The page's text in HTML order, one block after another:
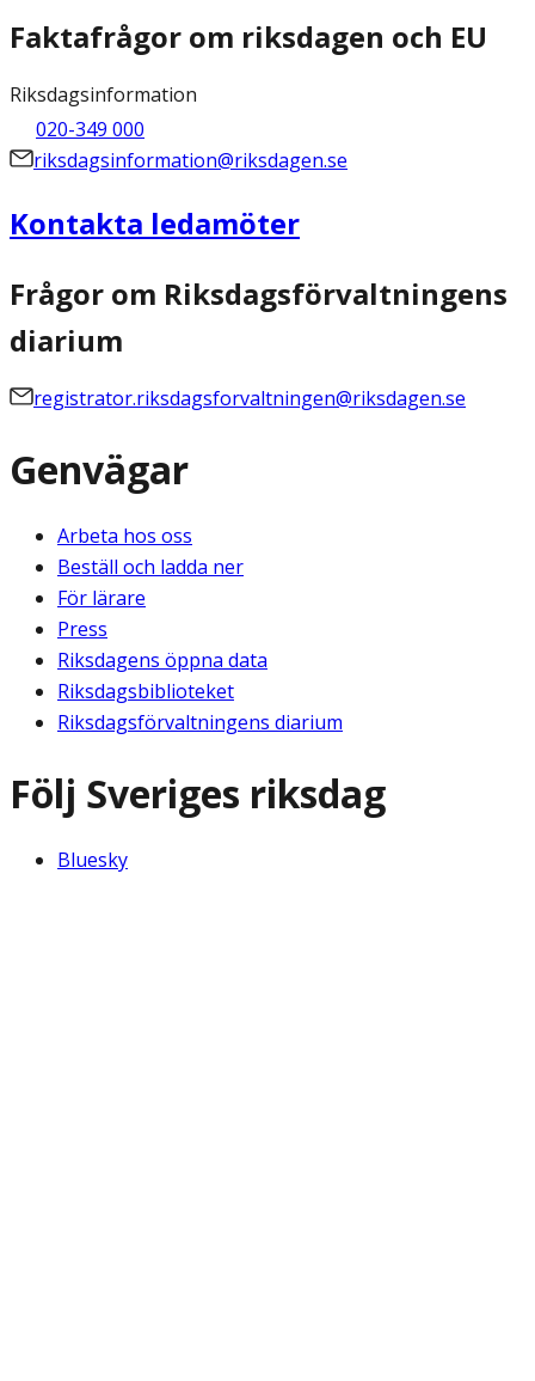
Faktafrågor om riksdagen och EU
Riksdagsinformation
020-349 000
riksdagsinformation@riksdagen.se
Kontakta ledamöter
Frågor om Riksdagsförvaltningens
diarium
registrator.riksdagsforvaltningen@riksdagen.se
Genvägar
Arbeta hos oss
Beställ och ladda ner
För lärare
Press
Riksdagens öppna data
Riksdagsbiblioteket
Riksdagsförvaltningens diarium
Följ Sveriges riksdag
Bluesky